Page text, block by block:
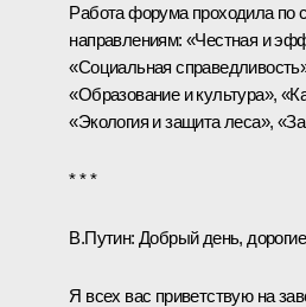
Работа форума проходила по
направлениям: «Честная и
«Социальная
«Образование и культура»,
«Экология и защита леса»,
* * *
В.Путин: Добрый день,
Я всех вас приветствую на